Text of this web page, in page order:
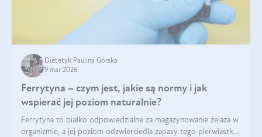
Dietetyk Paulina Górska
9 mar 2026
Ferrytyna – czym jest, jakie są normy i jak
wspierać jej poziom naturalnie?
Ferrytyna to białko odpowiedzialne za magazynowanie żelaza w
organizmie, a jej poziom odzwierciedla zapasy tego pierwiastka.